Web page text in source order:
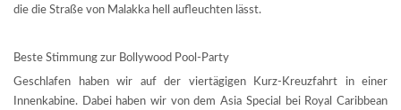
die die Straße von Malakka hell aufleuchten lässt.
Beste Stimmung zur Bollywood Pool-Party
Geschlafen haben wir auf der viertägigen Kurz-Kreuzfahrt in einer
Innenkabine. Dabei haben wir von dem Asia Special bei Royal Caribbean